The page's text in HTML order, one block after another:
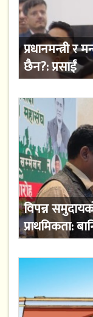
प्रधानमन्त्री र
छैन?: प्रसाईं
विपन्न
प्राथमिकता: